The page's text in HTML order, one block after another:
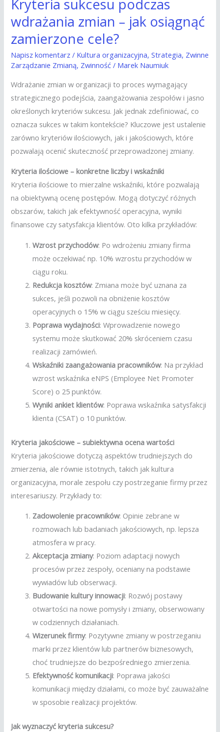
Kryteria sukcesu podczas
wdrażania zmian – jak osiągnąć
zamierzone cele?
Napisz komentarz / Kultura organizacyjna,Strategia, Zwinne
Zarządzanie Zmianą, Zwinność / Marek Naumiuk
Wdrażanie zmian w organizacji to proces wymagający
strategicznego podejścia, zaangażowania zespołów i jasno
określonych kryteriów sukcesu. Jak jednak zdefiniować, co
oznacza sukces w takim kontekście? Kluczowe jest ustalenie
zarówno kryteriów ilościowych, jak i jakościowych, które
pozwalają ocenić skuteczność przeprowadzonej zmiany.
Kryteria ilościowe – konkretne liczby i wskaźniki
Kryteria ilościowe to mierzalne wskaźniki, które pozwalają
na obiektywną ocenę postępów. Mogą dotyczyć różnych
obszarów, takich jak efektywność operacyjna, wyniki
finansowe czy satysfakcja klientów. Oto kilka przykładów:
Wzrost przychodów: Po wdrożeniu zmiany firma
może oczekiwać np. 10% wzrostu przychodów w
ciągu roku.
Redukcja kosztów: Zmiana może być uznana za
sukces, jeśli pozwoli na obniżenie kosztów
operacyjnych o 15% w ciągu sześciu miesięcy.
Poprawa wydajności: Wprowadzenie nowego
systemu może skutkować 20% skróceniem czasu
realizacji zamówień.
Wskaźniki zaangażowania pracowników: Na przykład
wzrost wskaźnika eNPS (Employee Net Promoter
Score) o 25 punktów.
Wyniki ankiet klientów: Poprawa wskaźnika satysfakcji
klienta (CSAT) o 10 punktów.
Kryteria jakościowe – subiektywna ocena wartości
Kryteria jakościowe dotyczą aspektów trudniejszych do
zmierzenia, ale równie istotnych, takich jak kultura
organizacyjna, morale zespołu czy postrzeganie firmy przez
interesariuszy. Przykłady to:
Zadowolenie pracowników: Opinie zebrane w
rozmowach lub badaniach jakościowych, np. lepsza
atmosfera w pracy.
Akceptacja zmiany: Poziom adaptacji nowych
procesów przez zespoły, oceniany na podstawie
wywiadów lub obserwacji.
Budowanie kultury innowacji: Rozwój postawy
otwartości na nowe pomysły i zmiany, obserwowany
w codziennych działaniach.
Wizerunek firmy: Pozytywne zmiany w postrzeganiu
marki przez klientów lub partnerów biznesowych,
choć trudniejsze do bezpośredniego zmierzenia.
Efektywność komunikacji: Poprawa jakości
komunikacji między działami, co może być zauważalne
w sposobie realizacji projektów.
Jak wyznaczyć kryteria sukcesu?